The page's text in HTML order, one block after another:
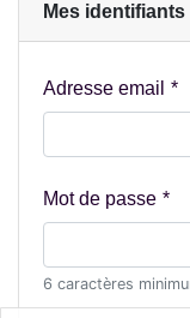
Mes identifiants
Adresse email
Mot de passe
6 caractères